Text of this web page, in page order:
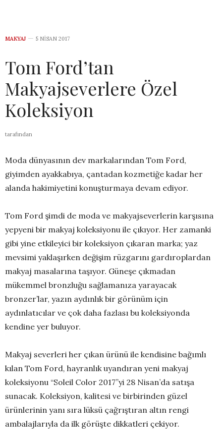
MAKYAJ 5 NISAN 2017
Tom Ford’tan
Makyajseverlere Özel
Koleksiyon
tarafından
Moda dünyasının dev markalarından Tom Ford,
giyimden ayakkabıya, çantadan kozmetiğe kadar her
alanda hakimiyetini konuşturmaya devam ediyor.
Tom Ford şimdi de moda ve makyajseverlerin karşısına
yepyeni bir makyaj koleksiyonu ile çıkıyor. Her zamanki
gibi yine etkileyici bir koleksiyon çıkaran marka; yaz
mevsimi yaklaşırken değişim rüzgarını gardıroplardan
makyaj masalarına taşıyor. Güneşe çıkmadan
mükemmel bronzluğu sağlamanıza yarayacak
bronzer’lar, yazın aydınlık bir görünüm için
aydınlatıcılar ve çok daha fazlası bu koleksiyonda
kendine yer buluyor.
Makyaj severleri her çıkan ürünü ile kendisine bağımlı
kılan Tom Ford, hayranlık uyandıran yeni makyaj
koleksiyonu “Soleil Color 2017”yi 28 Nisan’da satışa
sunacak. Koleksiyon, kalitesi ve birbirinden güzel
ürünlerinin yanı sıra lüksü çağrıştıran altın rengi
ambalajlarıyla da ilk görüşte dikkatleri çekiyor.